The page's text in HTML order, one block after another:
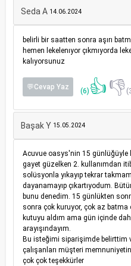
Seda A 14.06.2024
belirli bir saatten sonra aşırı
hemen lekelenıyor çıkmıyorda
kalıyorsunuz
💬Cevap Yaz (6) 👍👎
Başak Y 15.05.2024
Acuvue oasys'nin 15 günlüğüyle
gayet güzelken 2. kullanımdan
solüsyonla yıkayıp tekrar
dayanamayıp çıkartıyodum.
bunu denedim. 15 günlükten
sonra çok kuruyor, çok az batma
kutuyu aldım ama gün içinde
arayışındayım.
Bu isteğimi siparişimde belirttim
çalışanları müşteri
çok çok teşekkürler